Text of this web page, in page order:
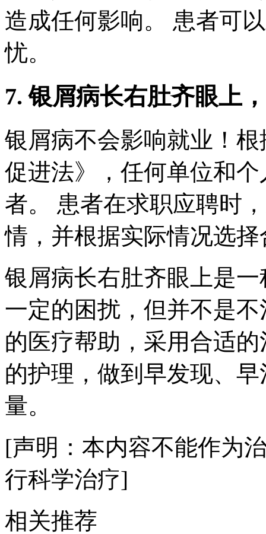
造成任何影响。 患者可
忧。
7. 银屑病长右肚齐眼上
银屑病不会影响就业！
促进法》，任何单位和
者。 患者在求职应聘时
情，并根据实际情况选
银屑病长右肚齐眼上是
一定的困扰，但并不是
的医疗帮助，采用合适
的护理，做到早发现、
量。
[声明：本内容不能作为
行科学治疗]
相关推荐